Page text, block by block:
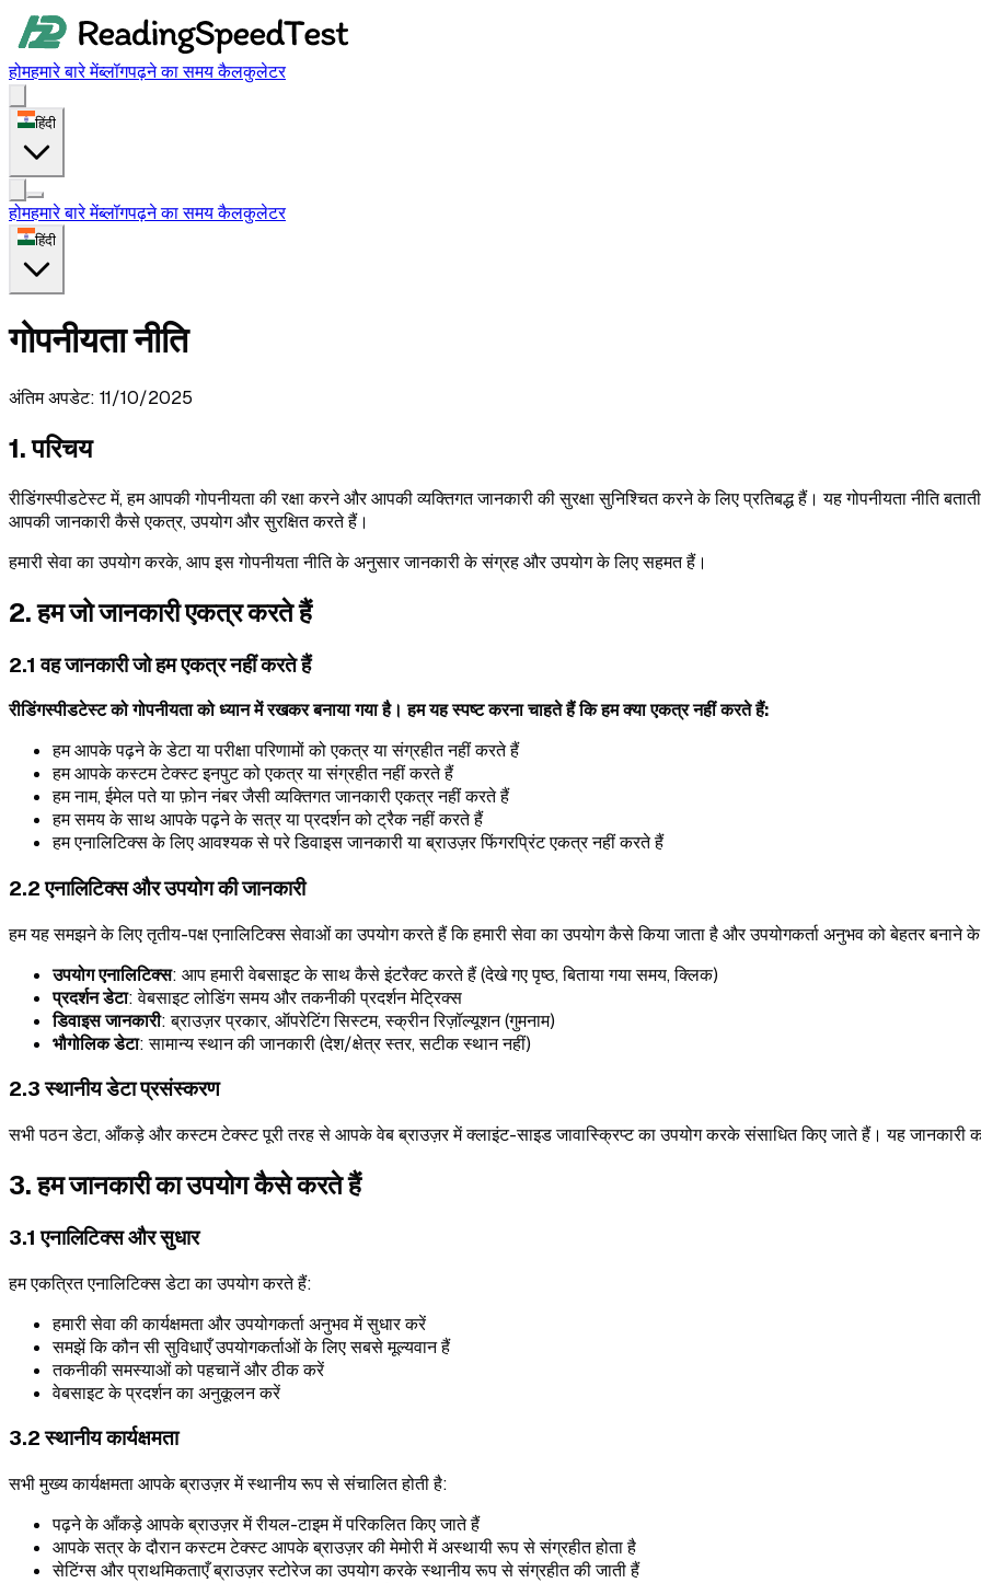
होमहमारे बारे मेंब्लॉगपढ़ने का समय कैलकुलेटर
हिंदी
होमहमारे बारे मेंब्लॉगपढ़ने का समय कैलकुलेटर
हिंदी
गोपनीयता नीति
अंतिम अपडेट: 11/10/2025
1. परिचय
रीडिंगस्पीडटेस्ट में, हम आपकी गोपनीयता की रक्षा करने और आपकी व्यक्तिगत जानकारी की सुरक्षा सुनिश्चित करने के लिए प्रतिबद्ध हैं। यह गोपनीयता नीति
आपकी जानकारी कैसे एकत्र, उपयोग और सुरक्षित करते हैं।
हमारी सेवा का उपयोग करके, आप इस गोपनीयता नीति के अनुसार जानकारी के संग्रह और उपयोग के लिए सहमत हैं।
2. हम जो जानकारी एकत्र करते हैं
2.1 वह जानकारी जो हम एकत्र नहीं करते हैं
रीडिंगस्पीडटेस्ट को गोपनीयता को ध्यान में रखकर बनाया गया है। हम यह स्पष्ट करना चाहते हैं कि हम क्या एकत्र नहीं करते हैं:
हम आपके पढ़ने के डेटा या परीक्षा परिणामों को एकत्र या संग्रहीत नहीं करते हैं
हम आपके कस्टम टेक्स्ट इनपुट को एकत्र या संग्रहीत नहीं करते हैं
हम नाम, ईमेल पते या फ़ोन नंबर जैसी व्यक्तिगत जानकारी एकत्र नहीं करते हैं
हम समय के साथ आपके पढ़ने के सत्र या प्रदर्शन को ट्रैक नहीं करते हैं
हम एनालिटिक्स के लिए आवश्यक से परे डिवाइस जानकारी या ब्राउज़र फिंगरप्रिंट एकत्र नहीं करते हैं
2.2 एनालिटिक्स और उपयोग की जानकारी
हम यह समझने के लिए तृतीय-पक्ष एनालिटिक्स सेवाओं का उपयोग करते हैं कि हमारी सेवा का उपयोग कैसे किया जाता है और उपयोगकर्ता अनुभव को बेहतर
उपयोग एनालिटिक्स: आप हमारी वेबसाइट के साथ कैसे इंटरैक्ट करते हैं (देखे गए पृष्ठ, बिताया गया समय, क्लिक)
प्रदर्शन डेटा: वेबसाइट लोडिंग समय और तकनीकी प्रदर्शन मेट्रिक्स
डिवाइस जानकारी: ब्राउज़र प्रकार, ऑपरेटिंग सिस्टम, स्क्रीन रिज़ॉल्यूशन (गुमनाम)
भौगोलिक डेटा: सामान्य स्थान की जानकारी (देश/क्षेत्र स्तर, सटीक स्थान नहीं)
2.3 स्थानीय डेटा प्रसंस्करण
सभी पठन डेटा, आँकड़े और कस्टम टेक्स्ट पूरी तरह से आपके वेब ब्राउज़र में क्लाइंट-साइड जावास्क्रिप्ट का उपयोग करके संसाधित किए जाते हैं। यह जानकारी
3. हम जानकारी का उपयोग कैसे करते हैं
3.1 एनालिटिक्स और सुधार
हम एकत्रित एनालिटिक्स डेटा का उपयोग करते हैं:
हमारी सेवा की कार्यक्षमता और उपयोगकर्ता अनुभव में सुधार करें
समझें कि कौन सी सुविधाएँ उपयोगकर्ताओं के लिए सबसे मूल्यवान हैं
तकनीकी समस्याओं को पहचानें और ठीक करें
वेबसाइट के प्रदर्शन का अनुकूलन करें
3.2 स्थानीय कार्यक्षमता
सभी मुख्य कार्यक्षमता आपके ब्राउज़र में स्थानीय रूप से संचालित होती है:
पढ़ने के आँकड़े आपके ब्राउज़र में रीयल-टाइम में परिकलित किए जाते हैं
आपके सत्र के दौरान कस्टम टेक्स्ट आपके ब्राउज़र की मेमोरी में अस्थायी रूप से संग्रहीत होता है
सेटिंग्स और प्राथमिकताएँ ब्राउज़र स्टोरेज का उपयोग करके स्थानीय रूप से संग्रहीत की जाती हैं